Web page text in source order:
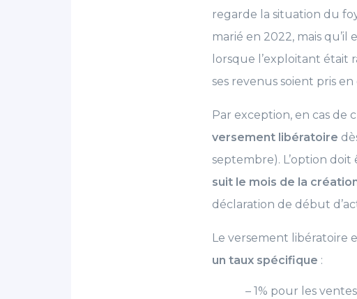
regarde la situation du
marié en 2022, mais
lorsque l’exploitant était
ses revenus soient pris
Par exception, en cas
versement libératoire
septembre). L’option doit
suit le mois de la
déclaration de début
Le versement libératoire
un taux spécifique :
– 1% pour les